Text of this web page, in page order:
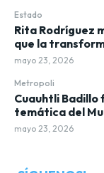
Estado
Rita Rodríguez
que la
mayo 23, 2026
Metropoli
Cuauhtli
temática del
mayo 23, 2026